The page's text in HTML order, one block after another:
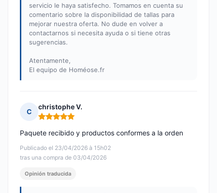
servicio le haya satisfecho. Tomamos en cuenta su
comentario sobre la disponibilidad de tallas para
mejorar nuestra oferta. No dude en volver a
contactarnos si necesita ayuda o si tiene otras
sugerencias.
Atentamente,
El equipo de Homéose.fr
C
christophe V.
Nota: 5 de 5
Publicado el 23/04/2026 à 15h02
tras una compra de 03/04/2026
Paquete recibido y productos conformes a la orden
Opinión traducida